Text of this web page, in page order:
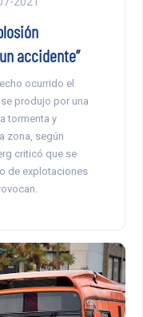
accidente”
ocurrido el
produjo por una
tormenta y
zona, según
criticó que se
de explotaciones